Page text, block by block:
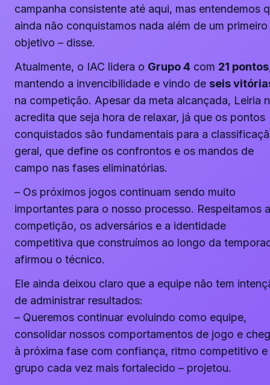
campanha consistente até aqui, mas entendemos
ainda não conquistamos nada além de um primeiro
objetivo – disse.
Atualmente, o IAC lidera o Grupo 4 com 21 pontos
mantendo a invencibilidade e vindo de seis
na competição. Apesar da meta alcançada, Leiria
acredita que seja hora de relaxar, já que os pontos
conquistados são fundamentais para a
geral, que define os confrontos e os mandos de
campo nas fases eliminatórias.
– Os próximos jogos continuam sendo muito
importantes para o nosso processo. Respeitamos a
competição, os adversários e a identidade
competitiva que construímos ao longo da
afirmou o técnico.
Ele ainda deixou claro que a equipe não tem
de administrar resultados:
– Queremos continuar evoluindo como equipe,
consolidar nossos comportamentos de jogo e
à próxima fase com confiança, ritmo competitivo e
grupo cada vez mais fortalecido – projetou.